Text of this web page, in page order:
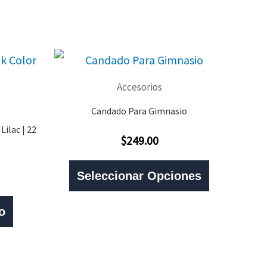
| 22
Accesorios
Candado Para Gimnasio
Valorado
0
De
5
$249.00
Seleccionar Opciones
Este